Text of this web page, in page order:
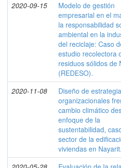
2020-09-15
Modelo de gestión
empresarial en el
la responsabilidad
ambiental en la
del reciclaje: Caso
estudio recolectora
residuos sólidos de
(REDESO).
2020-11-08
Diseño de
organizacionales
cambio climático
enfoque de la
sustentabilidad,
sector de la
viviendas en Nayarit.